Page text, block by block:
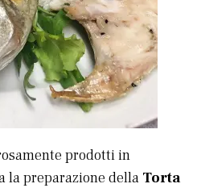
prodotti in
la preparazione della Torta